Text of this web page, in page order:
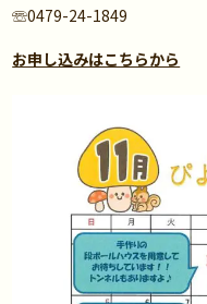
☏0479-24-1849
お申し込みはこちらから